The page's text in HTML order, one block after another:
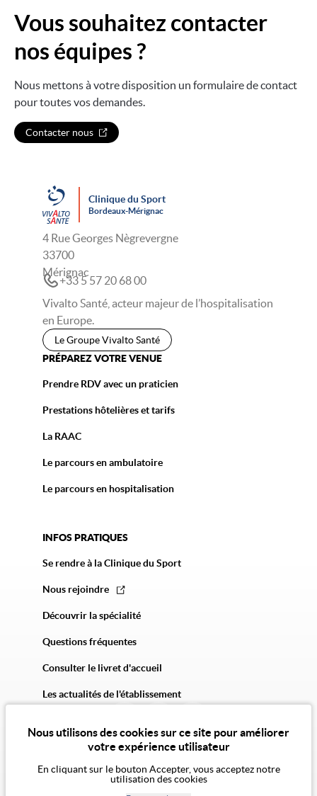
Nous utilisons des cookies sur ce site pour améliorer
votre expérience utilisateur
En cliquant sur le bouton Accepter, vous acceptez notre
utilisation des cookies
Vous souhaitez contacter
nos équipes ?
Nous mettons à votre disposition un formulaire de contact
pour toutes vos demandes.
Contacter nous
Clinique du Sport
Bordeaux-Mérignac
4 Rue Georges Nègrevergne
33700
Mérignac
+33 5 57 20 68 00
Vivalto Santé, acteur majeur de l’hospitalisation
en Europe.
Le Groupe Vivalto Santé
PRÉPAREZ VOTRE VENUE
Prendre RDV avec un praticien
Prestations hôtelières et tarifs
La RAAC
Le parcours en ambulatoire
Le parcours en hospitalisation
INFOS PRATIQUES
Se rendre à la Clinique du Sport
Nous rejoindre
Découvrir la spécialité
Questions fréquentes
Consulter le livret d'accueil
Les actualités de l'établissement